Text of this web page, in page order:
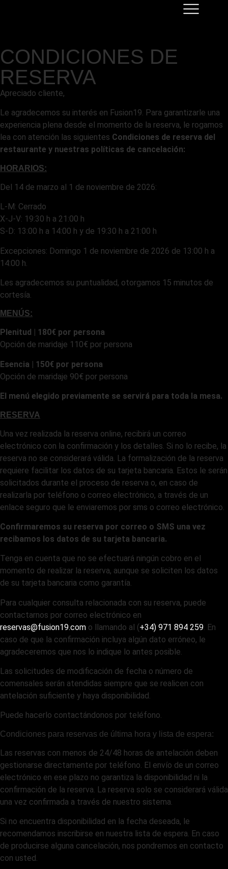
CONDICIONES DE
RESERVA
Apreciado cliente,
Le agradecemos su interés en Fusion19. Para garantizarle una
experiencia plena desde el momento de la reserva, le rogamos
lea con atención las siguientes Condiciones de reserva del
restaurante y nuestras políticas de cancelación:
HORARIOS:
Del 14 de marzo al 1 de noviembre de 2026:
L-M: Cerrado
X-J-V: 19:30 h a 21:00 h
S-D: 13:00 h a 14:00 h y de 19:30 h a 21:00 h
Excepciones: Domingo 1 de noviembre de 2026 de 13:00 h a
14:00 h.
Les agradecemos su puntualidad, otorgamos 15 minutos de
cortesía.
MENÚS:
Plenitud | 180€ por persona
Opción de maridaje 110€ por persona
Esencia | 150€ por persona
Opción de maridaje 90€ por persona
El menú elegido previamente se servirá para toda la mesa.
RESERVA
Una vez realizada la reserva online, recibirá un correo
electrónico con la confirmación y los detalles. Si no lo recibe, la
reserva no se considerará válida. La formalización de la reserva
requiere facilitar los datos de su tarjeta bancaria. Estos le serán
solicitados durante el proceso de reserva o, en caso de
realizarla por teléfono o correo electrónico, a través de un
enlace seguro que le enviaremos por sms o correo electrónico.
Confirmaremos su reserva por correo o SMS una vez
recibamos los datos de su tarjeta bancaria.
Tenga en cuenta que no se efectuará ningún cobro en el
momento de realizar la reserva, aunque se soliciten los datos
de su tarjeta bancaria como garantía.
Para cualquier consulta relacionada con su reserva, puede
contactarnos por correo electrónico en
reservas@fusion19.com o llamando al (+34) 971 894 259 . En
caso de que la confirmación incluya algún dato erróneo, le
agradeceremos que nos lo indique lo antes posible.
Las solicitudes de modificación de fecha o número de
comensales serán atendidas siempre que se realicen con
antelación suficiente y haya disponibilidad.
Puede hacerlo contactándonos por teléfono.
Condiciones para reservas de última hora y lista de espera:
Las reservas con menos de 24/48 horas de antelación deben
gestionarse directamente por teléfono. El envío de un correo
electrónico en ese plazo no garantiza la disponibilidad ni la
confirmación de la reserva. La reserva solo se considerará válida
una vez confirmada a través de nuestro sistema.
Si no encuentra disponibilidad en la fecha deseada, le
recomendamos inscribirse en nuestra lista de espera. En caso
de producirse alguna cancelación, nos pondremos en contacto
con usted.